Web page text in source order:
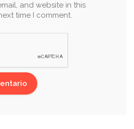
and website in this
time I comment.